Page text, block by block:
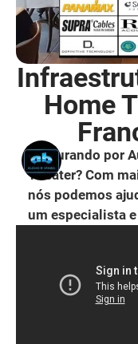
Home
Procurando por
Theater? Com
nós podemos
um especialista